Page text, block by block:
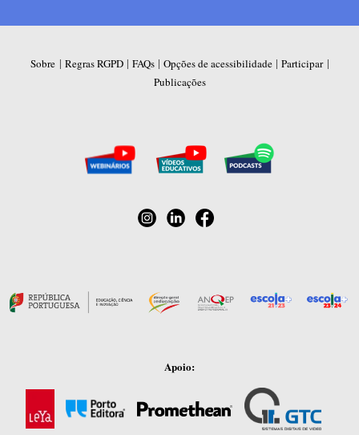
Sobre | Regras RGPD| FAQs| Opções de acessibilidade| Participar|
Publicações
Apoio: